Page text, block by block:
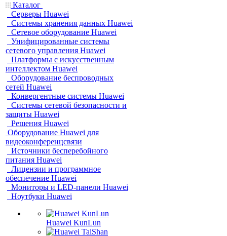
Каталог
Серверы Huawei
Системы хранения данных Huawei
Сетевое оборудование Huawei
Унифицированные системы
сетевого управления Huawei
Платформы с искусственным
интеллектом Huawei
Оборудование беспроводных
сетей Huawei
Конвергентные системы Huawei
Системы сетевой безопасности и
защиты Huawei
Решения Huawei
Оборудование Huawei для
видеоконференцсвязи
Источники бесперебойного
питания Huawei
Лицензии и программное
обеспечение Huawei
Мониторы и LED-панели Huawei
Ноутбуки Huawei
Huawei KunLun